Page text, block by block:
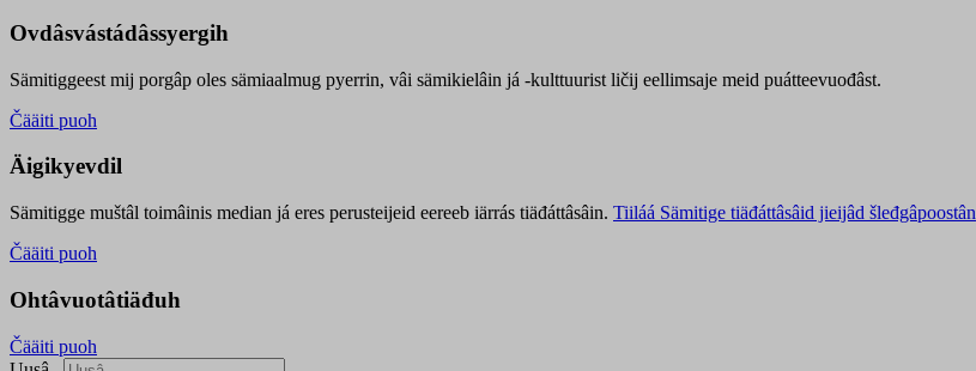
Ovdâsvástádâssyergih
Sämitiggeest mij porgâp oles sämiaalmug pyerrin, vâi sämikielâin já -kulttuurist ličij eellimsaje meid puátteevuođâst.
Čääiti puoh
Äigikyevdil
Sämitigge muštâl toimâinis median já eres perusteijeid eereeb iärrás tiäđáttâsâin. Tiiláá Sämitige tiäđáttâsâid jieijâd šleđgâpoostân
Čääiti puoh
Ohtâvuotâtiäđuh
Čääiti puoh